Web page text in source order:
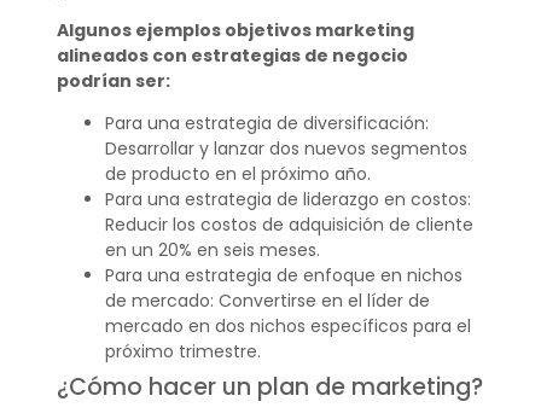
Algunos ejemplos objetivos marketing
alineados con estrategias de negocio
podrían ser:
Para una estrategia de diversificación:
Desarrollar y lanzar dos nuevos segmentos
de producto en el próximo año.
Para una estrategia de liderazgo en costos:
Reducir los costos de adquisición de cliente
en un 20% en seis meses.
Para una estrategia de enfoque en nichos
de mercado: Convertirse en el líder de
mercado en dos nichos específicos para el
próximo trimestre.
¿Cómo hacer un plan de marketing?